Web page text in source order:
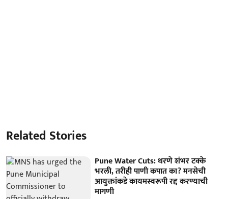
Related Stories
Pune Water Cuts: धरणे शंभर टक्के
भरली, तरीही पाणी कपात का? मनसेची
आयुक्तांकडे कायमस्वरूपी रद्द करण्याची
मागणी